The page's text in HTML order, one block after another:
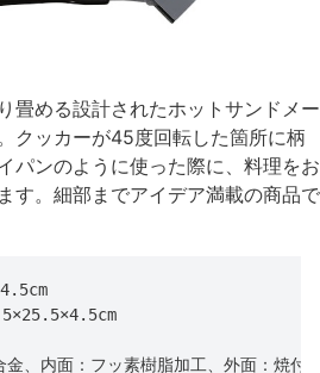
畳める設計されたホットサンドメー
クッカーが45度回転した箇所に柄
パンのように使った際に、料理をお
す。細部までアイデア満載の商品で
、内面：フッ素樹脂加工、外面：焼付